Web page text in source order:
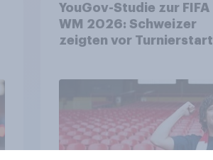
YouGov-Studie zur FIFA
WM 2026: Schweizer
zeigten vor Turnierstart